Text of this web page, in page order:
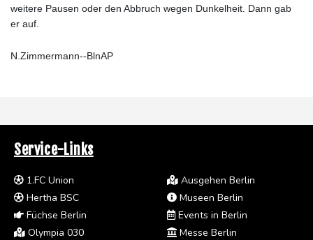
weitere Pausen oder den Abbruch wegen Dunkelheit. Dann gab
er auf.
N.Zimmermann--BlnAP
Service-Links
1.FC Union
Hertha BSC
Füchse Berlin
Olympia 030
Ausgehen Berlin
Museen Berlin
Events in Berlin
Messe Berlin